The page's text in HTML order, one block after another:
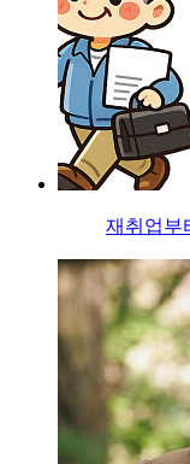
재취업부